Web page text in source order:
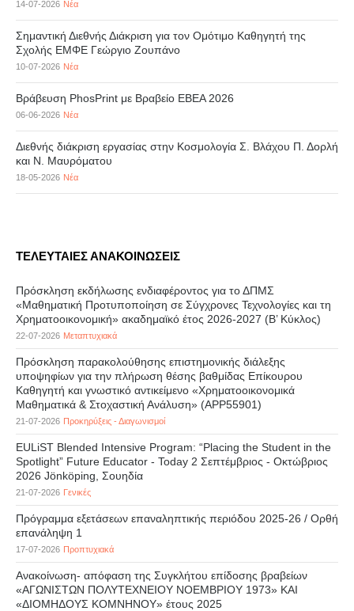
14-07-2026 Νέα
Σημαντική Διεθνής Διάκριση για τον Ομότιμο Καθηγητή της
Σχολής ΕΜΦΕ Γεώργιο Ζουπάνο
10-07-2026 Νέα
Βράβευση PhosPrint με Βραβείο ΕΒΕΑ 2026
06-06-2026 Νέα
Διεθνής διάκριση εργασίας στην Κοσμολογία Σ. Βλάχου Π. Δορλή
και Ν. Μαυρόματου
18-05-2026 Νέα
ΤΕΛΕΥΤΑΙΕΣ ΑΝΑΚΟΙΝΩΣΕΙΣ
Πρόσκληση εκδήλωσης ενδιαφέροντος για το ΔΠΜΣ
«Μαθηματική Προτυποποίηση σε Σύγχρονες Τεχνολογίες και τη
Χρηματοοικονομική» ακαδημαϊκό έτος 2026-2027 (B’ Kύκλος)
22-07-2026 Μεταπτυχιακά
Πρόσκληση παρακολούθησης επιστημονικής διάλεξης
υποψηφίων για την πλήρωση θέσης βαθμίδας Επίκουρου
Καθηγητή και γνωστικό αντικείμενο «Χρηματοοικονομικά
Μαθηματικά & Στοχαστική Ανάλυση» (APP55901)
21-07-2026 Προκηρύξεις - Διαγωνισμοί
EULiST Blended Intensive Program: “Placing the Student in the
Spotlight” Future Educator - Today 2 Σεπτέμβριος - Οκτώβριος
2026 Jönköping, Σουηδία
21-07-2026 Γενικές
Πρόγραμμα εξετάσεων επαναληπτικής περιόδου 2025-26 / Ορθή
επανάληψη 1
17-07-2026 Προπτυχιακά
Ανακοίνωση- απόφαση της Συγκλήτου επίδοσης βραβείων
«ΑΓΩΝΙΣΤΩΝ ΠΟΛΥΤΕΧΝΕΙΟΥ ΝΟΕΜΒΡΙΟΥ 1973» ΚΑΙ
«ΔΙΟΜΗΔΟΥΣ ΚΟΜΝΗΝΟΥ» έτους 2025